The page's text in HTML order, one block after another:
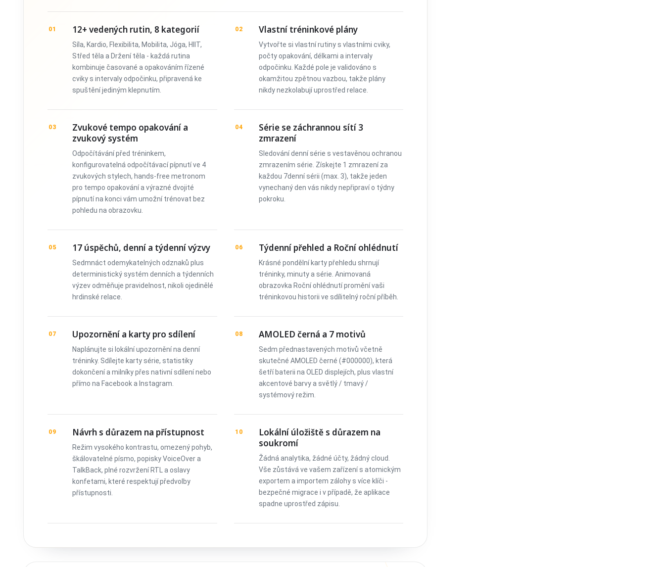
01 12+ vedených rutin, 8 kategorií
Síla, Kardio, Flexibilita, Mobilita, Jóga, HIIT,
Střed těla a Držení těla - každá rutina
kombinuje časované a opakováním řízené
cviky s intervaly odpočinku, připravená ke
spuštění jediným klepnutím.
02 Vlastní tréninkové plány
Vytvořte si vlastní rutiny s vlastními cviky,
počty opakování, délkami a intervaly
odpočinku. Každé pole je validováno s
okamžitou zpětnou vazbou, takže plány
nikdy nezkolabují uprostřed relace.
03
Zvukové tempo opakování a
zvukový systém
Odpočítávání před tréninkem,
konfigurovatelná odpočítávací pípnutí ve 4
zvukových stylech, hands-free metronom
pro tempo opakování a výrazné dvojité
pípnutí na konci vám umožní trénovat bez
pohledu na obrazovku.
04
Série se záchrannou sítí 3
zmrazení
Sledování denní série s vestavěnou ochranou
zmrazením série. Získejte 1 zmrazení za
každou 7denní sérii (max. 3), takže jeden
vynechaný den vás nikdy nepřipraví o týdny
pokroku.
05 17 úspěchů, denní a týdenní výzvy
Sedmnáct odemykatelných odznaků plus
deterministický systém denních a týdenních
výzev odměňuje pravidelnost, nikoli ojedinělé
hrdinské relace.
06 Týdenní přehled a Roční ohlédnutí
Krásné pondělní karty přehledu shrnují
tréninky, minuty a série. Animovaná
obrazovka Roční ohlédnutí promění vaši
tréninkovou historii ve sdílitelný roční příběh.
07 Upozornění a karty pro sdílení
Naplánujte si lokální upozornění na denní
tréninky. Sdílejte karty série, statistiky
dokončení a milníky přes nativní sdílení nebo
přímo na Facebook a Instagram.
08 AMOLED černá a 7 motivů
Sedm přednastavených motivů včetně
skutečné AMOLED černé (#000000), která
šetří baterii na OLED displejích, plus vlastní
akcentové barvy a světlý / tmavý /
systémový režim.
09 Návrh s důrazem na přístupnost
Režim vysokého kontrastu, omezený pohyb,
škálovatelné písmo, popisky VoiceOver a
TalkBack, plné rozvržení RTL a oslavy
konfetami, které respektují předvolby
přístupnosti.
10
Lokální úložiště s důrazem na
soukromí
Žádná analytika, žádné účty, žádný cloud.
Vše zůstává ve vašem zařízení s atomickým
exportem a importem zálohy s více klíči -
bezpečné migrace i v případě, že aplikace
spadne uprostřed zápisu.